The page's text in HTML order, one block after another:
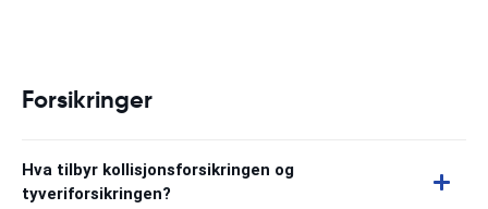
Forsikringer
Hva tilbyr kollisjonsforsikringen og
tyveriforsikringen?